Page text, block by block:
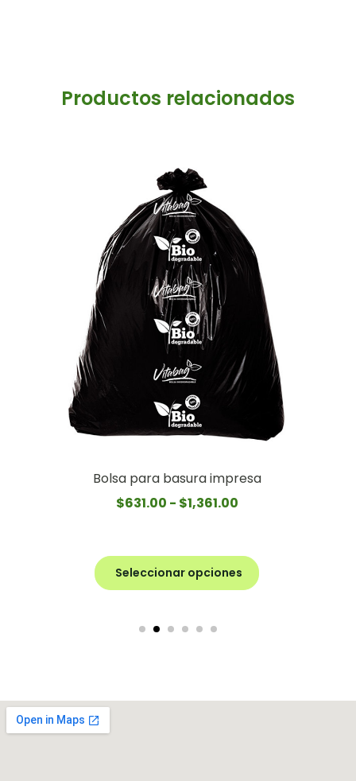
Productos relacionados
Bolsa para basura impresa
$631.00 - $1,361.00
Seleccionar opciones